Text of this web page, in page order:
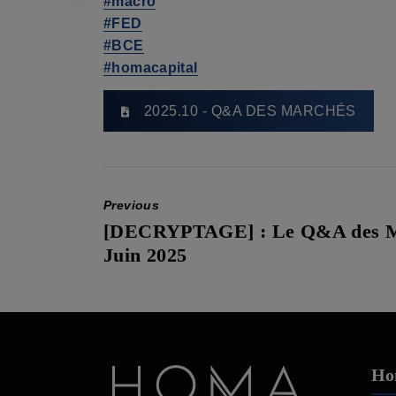
#FED
#BCE
#homacapital
2025.10 - Q&A DES MARCHÉS
Previous
Previous
post:
[DECRYPTAGE] : Le Q&A des
Juin 2025